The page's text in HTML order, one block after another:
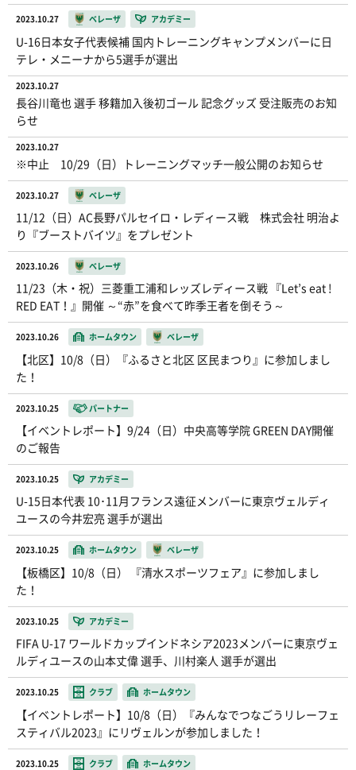
2023.10.27 ベレーザ アカデミー
U-16日本女子代表候補 国内トレーニングキャンプメンバーに日
テレ・メニーナから5選手が選出
2023.10.27
長谷川竜也 選手 移籍加入後初ゴール 記念グッズ 受注販売のお知
らせ
2023.10.27
※中止 10/29（日）トレーニングマッチ一般公開のお知らせ
2023.10.27 ベレーザ
11/12（日）AC長野パルセイロ・レディース戦 株式会社 明治よ
り『ブーストバイツ』をプレゼント
2023.10.26 ベレーザ
11/23（木・祝）三菱重工浦和レッズレディース戦 『Let’s eat !
RED EAT！』開催 ～“赤”を食べて昨季王者を倒そう～
2023.10.26 ホームタウン ベレーザ
【北区】10/8（日）『ふるさと北区 区民まつり』に参加しまし
た！
2023.10.25 パートナー
【イベントレポート】9/24（日）中央高等学院 GREEN DAY開催
のご報告
2023.10.25 アカデミー
U-15日本代表 10･11月フランス遠征メンバーに東京ヴェルディ
ユースの今井宏亮 選手が選出
2023.10.25 ホームタウン ベレーザ
【板橋区】10/8（日） 『清水スポーツフェア』に参加しまし
た！
2023.10.25 アカデミー
FIFA U-17 ワールドカップインドネシア2023メンバーに東京ヴェ
ルディユースの山本丈偉 選手、川村楽人 選手が選出
2023.10.25 クラブ ホームタウン
【イベントレポート】10/8（日）『みんなでつなごうリレーフェ
スティバル2023』にリヴェルンが参加しました！
2023.10.25 クラブ ホームタウン